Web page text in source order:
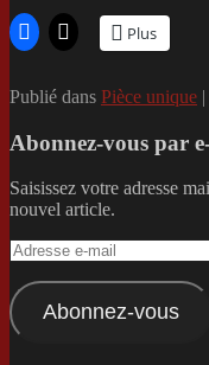
Plus
Publié dans Pièce unique |
Abonnez-vous par
Saisissez votre adresse
nouvel article.
Adresse
mail
Abonnez-vous